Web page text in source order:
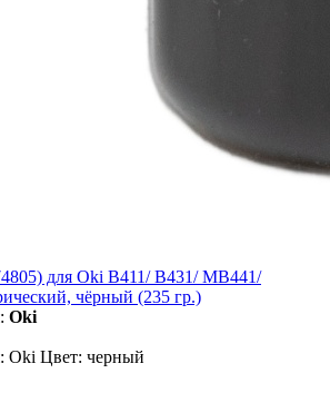
для Oki B411/ B431/ MB441/
чёрный (235 гр.)
Oki
Oki Цвет: черный